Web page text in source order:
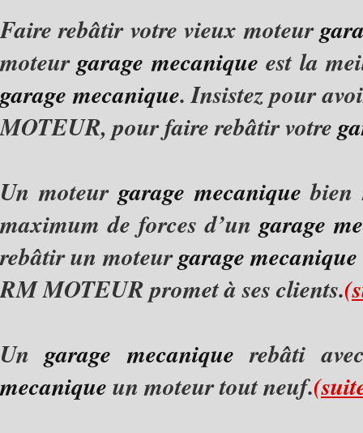
Faire rebâtir votre vieux moteur
moteurgarage mecanique est la
garage mecanique. Insistez pour
MOTEUR, pour faire rebâtir votre
Un moteur garage mecanique bien
maximum de forces d’un garage
rebâtir un moteurgarage mecanique
RM MOTEUR promet à ses clients.
Ungarage mecanique rebâti
mecaniqueun moteur tout neuf.